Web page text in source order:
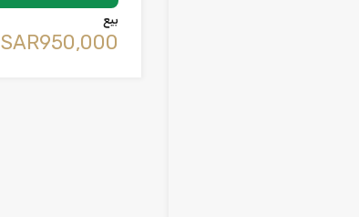
بيع
‪SAR950,000